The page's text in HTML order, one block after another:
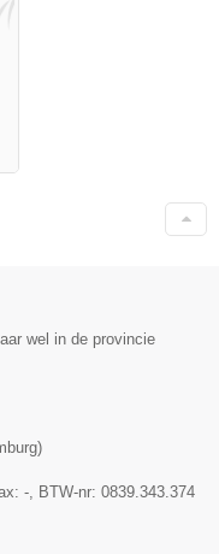
wel in de provincie
)
- , BTW-nr: 0839.343.374